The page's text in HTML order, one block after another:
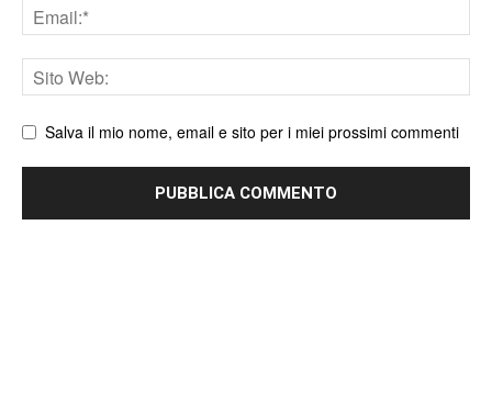
Email
Sito
web
Salva il mio nome, email e sito per i miei prossimi commenti